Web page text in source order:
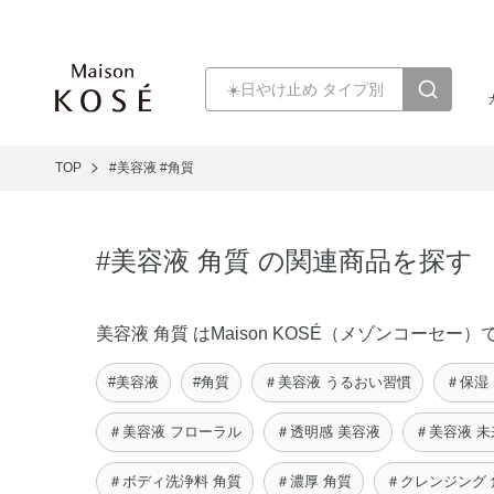
TOP #美容液 #角質
#美容液 角質 の関連商品を探す
美容液 角質 はMaison KOSÉ（メゾンコーセー）
#美容液 #角質 ＃美容液 うるおい習慣 ＃保湿
＃美容液 フローラル ＃透明感 美容液 ＃美容液
＃ボディ洗浄料 角質 ＃濃厚 角質 ＃クレンジング